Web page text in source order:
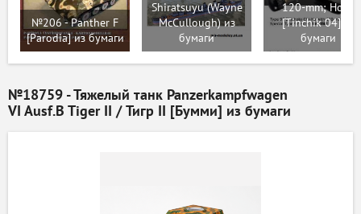
№206 - Panther F
[Parodia] из бумаги
Shiratsuyu (Wayne
McCullough) из
бумаги
120-mm; Ho-K
[Tinchik 04] из
бумаги
№18759 - Тяжелый танк Panzerkampfwagen
VI Ausf.B Tiger II / Тигр II [Бумми] из бумаги